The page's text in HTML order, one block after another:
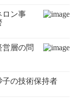
ロン事
営層の問
の技術保持者